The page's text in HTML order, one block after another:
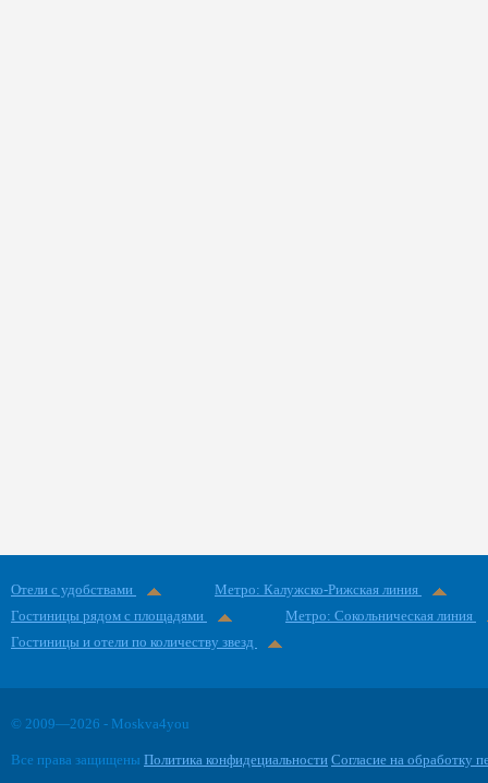
Отели с удобствами
Метро: Калужско-Рижская линия
Гостиницы рядом с площадями
Метро: Сокольническая линия
Гостиницы и отели по количеству звезд
© 2009—2026 - Moskva4you
Все права защищены Политика конфидециальности Согласие на обработку